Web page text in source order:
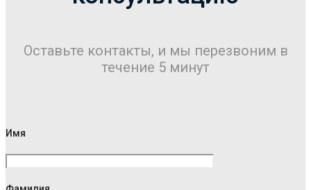
Оставьте контакты, и мы перезвоним в
течение 5 минут
Имя